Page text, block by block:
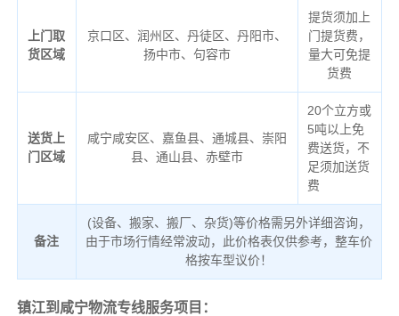
上门取
货区域
京口区、润州区、丹徒区、丹阳市、
扬中市、句容市
提货须加上
门提货费，
量大可免提
货费
送货上
门区域
咸宁咸安区、嘉鱼县、通城县、崇阳
县、通山县、赤壁市
20个立方或
5吨以上免
费送货，不
足须加送货
费
备注
(设备、搬家、搬厂、杂货)等价格需另外详细咨询，
由于市场行情经常波动，此价格表仅供参考，整车价
格按车型议价！
镇江到咸宁物流专线服务项目：